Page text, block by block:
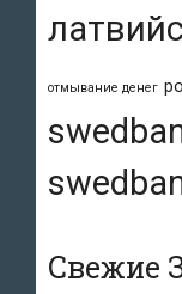
отмывание денег
Свежие